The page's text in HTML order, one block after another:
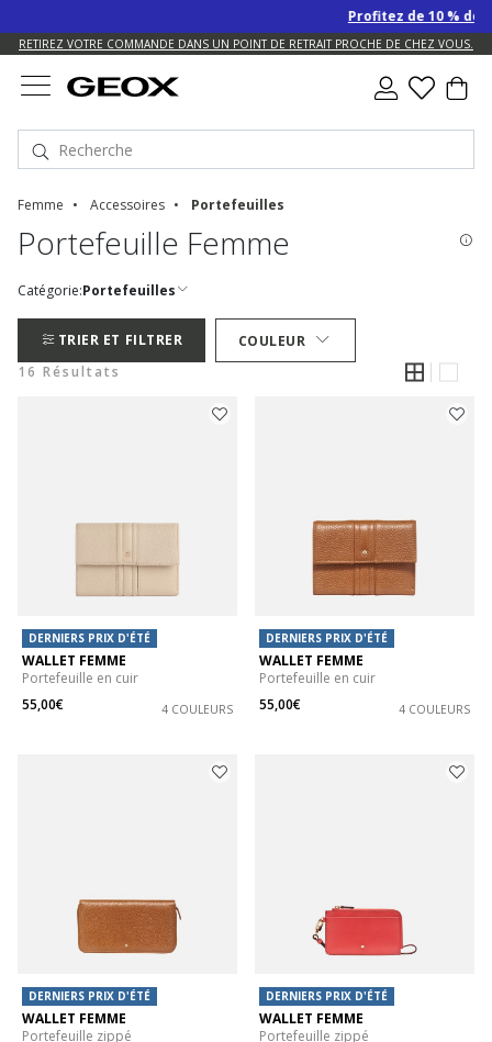
Profitez de 10 % de
RETIREZ VOTRE COMMANDE DANS UN POINT DE RETRAIT PROCHE DE CHEZ VOUS.
Femme Accessoires Portefeuilles
Portefeuille Femme
Catégorie:Portefeuilles
TRIER ET FILTRER
COULEUR
16 Résultats
DERNIERS PRIX D'ÉTÉ
WALLET FEMME
Portefeuille en cuir
55,00€
4 COULEURS
DERNIERS PRIX D'ÉTÉ
WALLET FEMME
Portefeuille en cuir
55,00€
4 COULEURS
DERNIERS PRIX D'ÉTÉ
WALLET FEMME
Portefeuille zippé
DERNIERS PRIX D'ÉTÉ
WALLET FEMME
Portefeuille zippé